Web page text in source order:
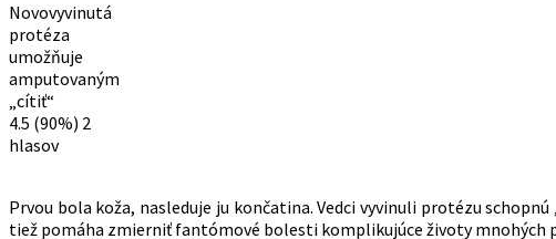
Novovyvinutá
protéza
umožňuje
amputovaným
„cítiť“
4.5 (90%) 2
hlasov
Prvou bola koža, nasleduje ju končatina. Vedci vyvinuli protézu
tiež pomáha zmierniť fantómové bolesti komplikujúce životy mnohých